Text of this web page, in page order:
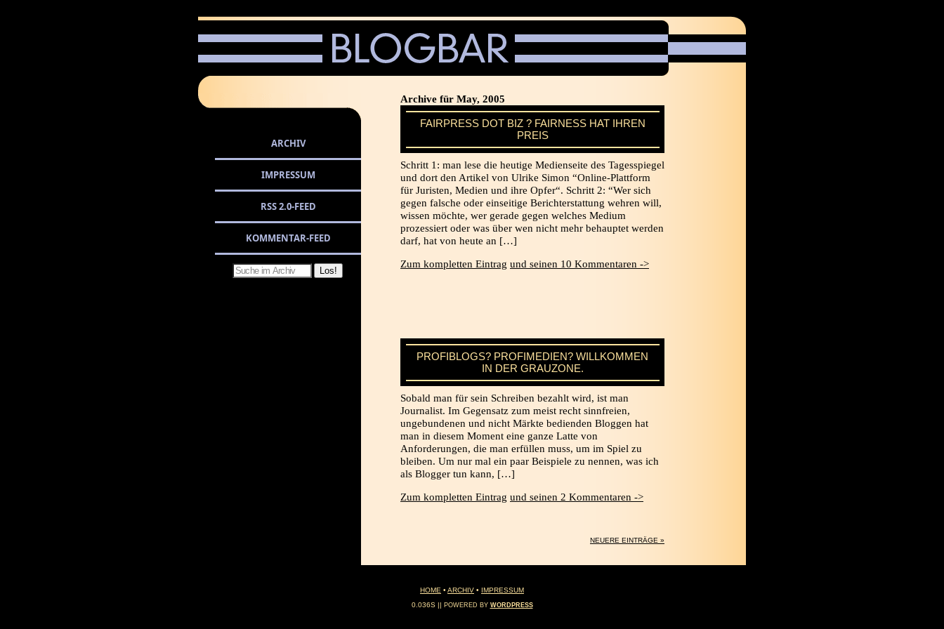
Archive für May, 2005
FAIRPRESS DOT BIZ ? FAIRNESS HAT IHREN
PREIS
Schritt 1: man lese die heutige Medienseite des Tagesspiegel
und dort den Artikel von Ulrike Simon “Online-Plattform
für Juristen, Medien und ihre Opfer“. Schritt 2: “Wer sich
gegen falsche oder einseitige Berichterstattung wehren will,
wissen möchte, wer gerade gegen welches Medium
prozessiert oder was über wen nicht mehr behauptet werden
darf, hat von heute an […]
Zum kompletten Eintrag und seinen 10 Kommentaren ->
PROFIBLOGS? PROFIMEDIEN? WILLKOMMEN
IN DER GRAUZONE.
Sobald man für sein Schreiben bezahlt wird, ist man
Journalist. Im Gegensatz zum meist recht sinnfreien,
ungebundenen und nicht Märkte bedienden Bloggen hat
man in diesem Moment eine ganze Latte von
Anforderungen, die man erfüllen muss, um im Spiel zu
bleiben. Um nur mal ein paar Beispiele zu nennen, was ich
als Blogger tun kann, […]
Zum kompletten Eintrag und seinen 2 Kommentaren ->
NEUERE EINTRÄGE »
ARCHIV
IMPRESSUM
RSS 2.0-FEED
KOMMENTAR-FEED
HOME • ARCHIV •
IMPRESSUM
0.036S ||
POWERED BY WORDPRESS